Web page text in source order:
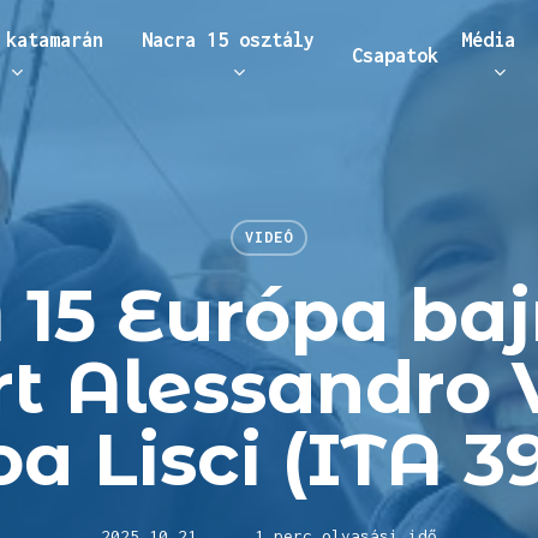
Nacra 15 osztály
Csapatok
Média
VIDEÓ
15 Európa
Alessandro
Lisci (ITA